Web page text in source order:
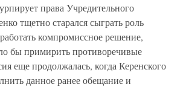
права Учредительного
тщетно старался сыграть роль
компромиссное решение,
бы примирить противоречивые
еще продолжалась, когда Керенского
данное ранее обещание и